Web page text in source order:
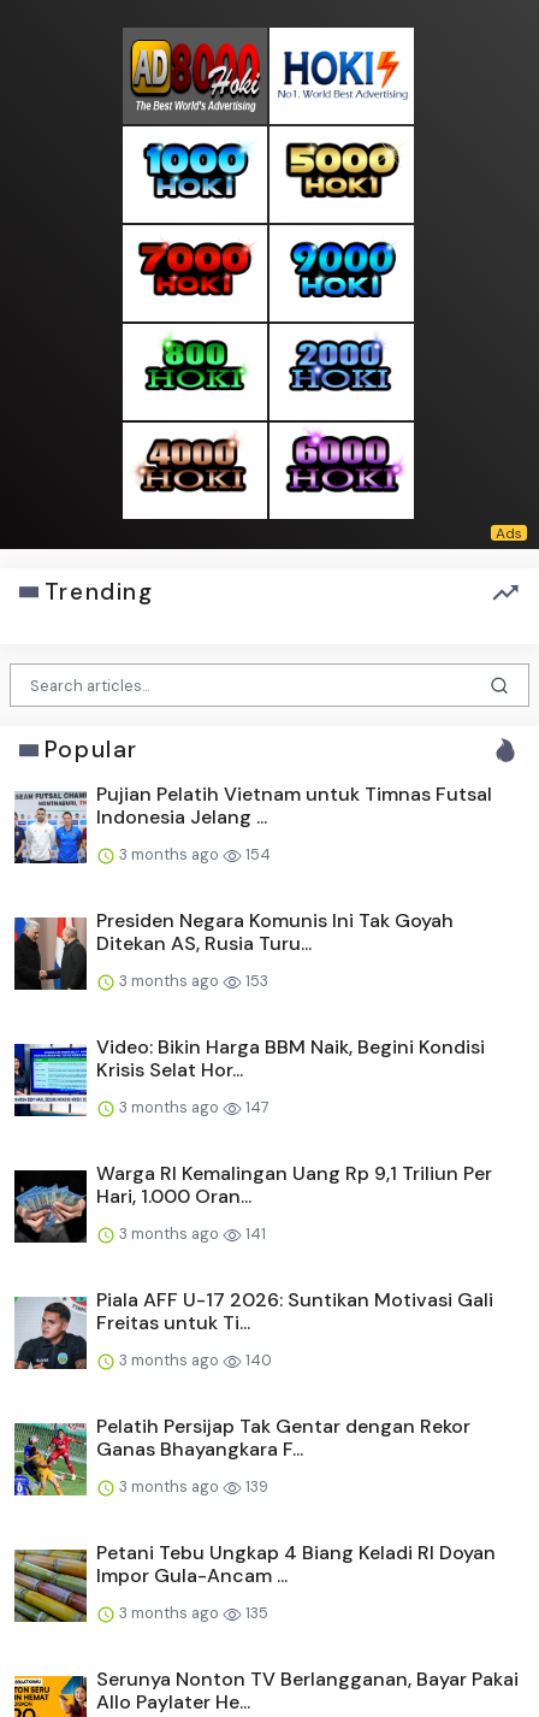
Trending
Popular
Pujian Pelatih Vietnam untuk Timnas Futsal
Indonesia Jelang ...
3 months ago 154
Presiden Negara Komunis Ini Tak Goyah
Ditekan AS, Rusia Turu...
3 months ago 153
Video: Bikin Harga BBM Naik, Begini Kondisi
Krisis Selat Hor...
3 months ago 147
Warga RI Kemalingan Uang Rp 9,1 Triliun Per
Hari, 1.000 Oran...
3 months ago 141
Piala AFF U-17 2026: Suntikan Motivasi Gali
Freitas untuk Ti...
3 months ago 140
Pelatih Persijap Tak Gentar dengan Rekor
Ganas Bhayangkara F...
3 months ago 139
Petani Tebu Ungkap 4 Biang Keladi RI Doyan
Impor Gula-Ancam ...
3 months ago 135
Serunya Nonton TV Berlangganan, Bayar Pakai
Allo Paylater He...